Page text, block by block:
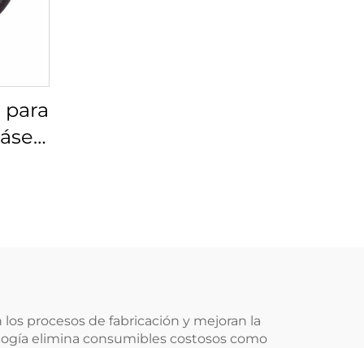
procesos de fabricación y mejoran la
elimina consumibles costosos como